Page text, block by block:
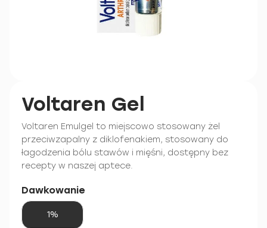
Voltaren Gel
Voltaren Emulgel to miejscowo stosowany żel
przeciwzapalny z diklofenakiem, stosowany do
łagodzenia bólu stawów i mięśni, dostępny bez
recepty w naszej aptece.
Dawkowanie
1%